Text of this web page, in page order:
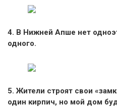
4. В Нижней Апше нет
одного.
5. Жители строят свои
один кирпич, но мой дом